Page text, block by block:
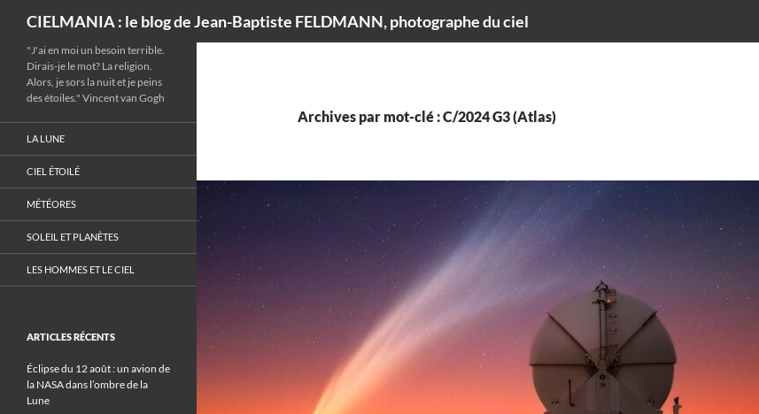
CIELMANIA : le blog de Jean-Baptiste FELDMANN, photographe du ciel
Archives par mot-clé : C/2024 G3 (Atlas)
"J'ai en moi un besoin terrible.
Dirais-je le mot? La religion.
Alors, je sors la nuit et je peins
des étoiles." Vincent van Gogh
LA LUNE
CIEL ÉTOILÉ
MÉTÉORES
SOLEIL ET PLANÈTES
LES HOMMES ET LE CIEL
ARTICLES RÉCENTS
Éclipse du 12 août : un avion de
la NASA dans l’ombre de la
Lune